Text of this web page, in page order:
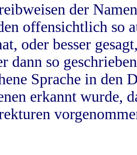
der
offensichtlich so
oder besser
dann so
Sprache in
erkannt wurde,